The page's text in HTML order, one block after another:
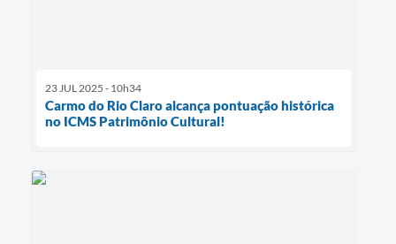
23 JUL 2025 - 10h34
Carmo do Rio Claro alcança pontuação histórica
no ICMS Patrimônio Cultural!